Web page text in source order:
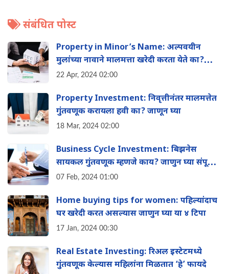
संबंधित पोस्ट
Property in Minor’s Name: अल्पवयीन
मुलांच्या नावाने मालमत्ता खरेदी करता येते का?
वाचा
22 Apr, 2024 02:00
Property Investment: निवृत्तीनंतर मालमत्तेत
गुंतवणूक करायला हवी का? जाणून घ्या
18 Mar, 2024 02:00
Business Cycle Investment: ब‍िझनेस
सायकल गुंतवणूक म्हणजे काय? जाणुन घ्या संपूर्ण
माहिती
07 Feb, 2024 01:00
Home buying tips for women: पहिल्यांदाच
घर खरेदी करत असल्यास जाणुन घ्या या ४ ट‍िपा
17 Jan, 2024 00:30
Real Estate Investing: रिअल इस्टेटमध्ये
गुंतवणूक केल्यास महिलांना मिळतात ‘हे’ फायदे